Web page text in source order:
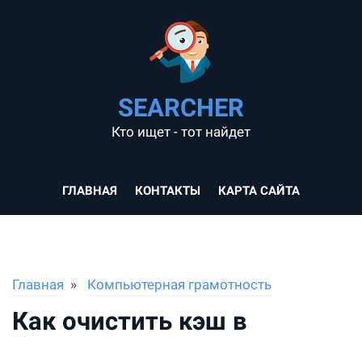
SEARCHER
Кто ищет - тот найдет
ГЛАВНАЯ КОНТАКТЫ КАРТА САЙТА
Главная Компьютерная грамотность
Как очистить кэш в